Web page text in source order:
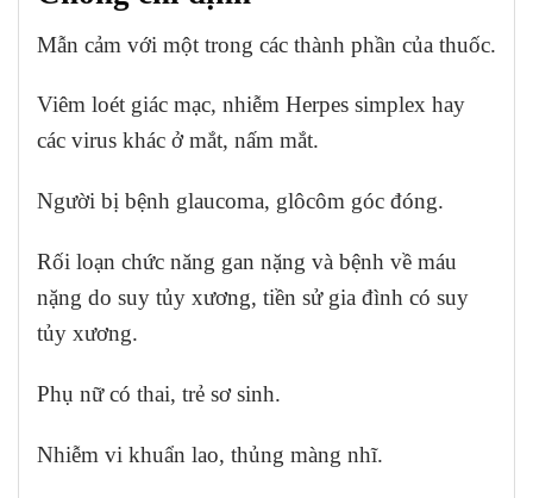
Mẫn cảm với một trong các thành phần của thuốc.
Viêm loét giác mạc, nhiễm Herpes simplex hay
các virus khác ở mắt, nấm mắt.
Người bị bệnh glaucoma, glôcôm góc đóng.
Rối loạn chức năng gan nặng và bệnh về máu
nặng do suy tủy xương, tiền sử gia đình có suy
tủy xương.
Phụ nữ có thai, trẻ sơ sinh.
Nhiễm vi khuẩn lao, thủng màng nhĩ.